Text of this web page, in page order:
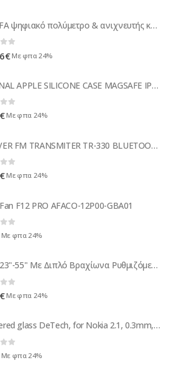
NOYAFA ψηφιακό πολύμετρο & ανιχνευτής καλωδίων NF-8509, NCV
€ Με φπα 24%
ORIGINAL APPLE SILICONE CASE MAGSAFE IPHONE 14 PRO storm blue backcover
5
€ Με φπα 24%
FOREVER FM TRANSMITER TR-330 BLUETOOTH
5
€ Με φπα 24%
F12 PRO AFACO-12P00-GBA01
5
Με φπα 24%
Βάση 23"-55" Με Διπλό Βραχίωνα Ρυθμιζόμενη WELL
5
€ Με φπα 24%
Tempered glass DeTech, for Nokia 2.1, 0.3mm, Transparent - 52482
Με φπα 24%